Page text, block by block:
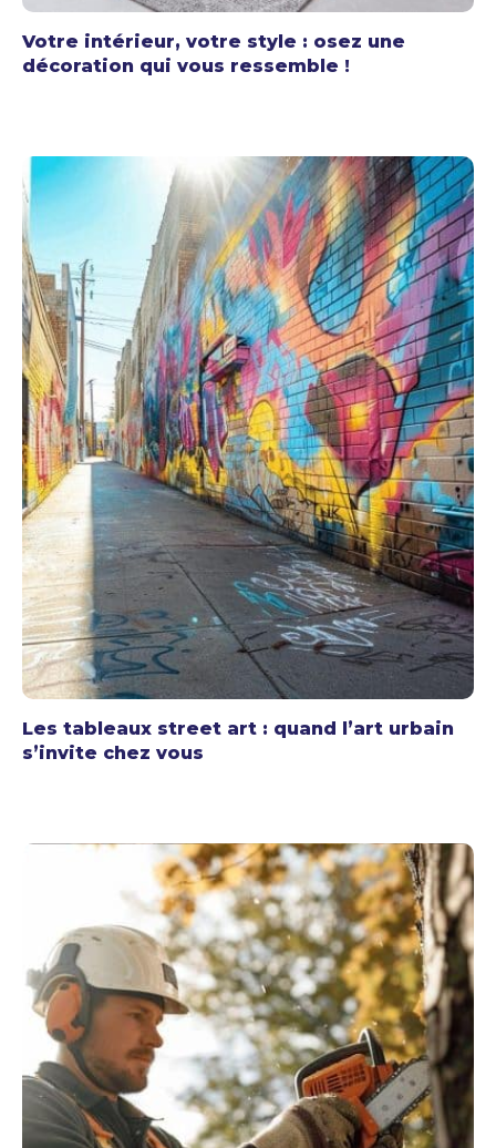
Votre intérieur, votre style : osez une
décoration qui vous ressemble !
Les tableaux street art : quand l’art urbain
s’invite chez vous